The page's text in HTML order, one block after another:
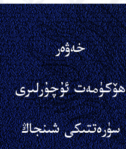
خەۋەر
ھۆكۈمەت ئۇچۇرلىرى
سۈرەتتىكى شىنجاڭ